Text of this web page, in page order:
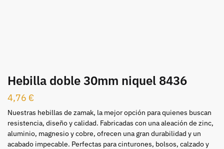
Hebilla doble 30mm niquel 8436
4,76 €
Nuestras hebillas de zamak, la mejor opción para quienes buscan
resistencia, diseño y calidad. Fabricadas con una aleación de zinc,
aluminio, magnesio y cobre, ofrecen una gran durabilidad y un
acabado impecable. Perfectas para cinturones, bolsos, calzado y